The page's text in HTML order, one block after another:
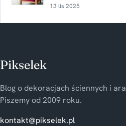
13 lis 2025
Pikselek
Blog o dekoracjach ściennych i
Piszemy od 2009 roku.
kontakt@pikselek.pl